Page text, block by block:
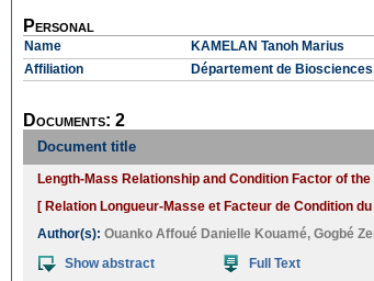
Personal
Name
KAMELAN Tanoh Marius
Affiliation
Département de
Documents: 2
Document title
Length-Mass Relationship and Condition Factor of
[ Relation Longueur-Masse et Facteur de Condition
Author(s): Ouanko Affoué Danielle Kouamé, Gogbé
Show abstract
Full Text